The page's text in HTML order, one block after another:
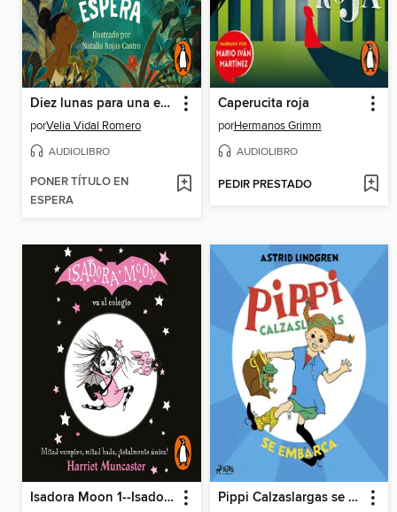
Diez lunas para una espera
porVelia Vidal Romero
AUDIOLIBRO
PONER TÍTULO EN
ESPERA
Caperucita roja
porHermanos Grimm
AUDIOLIBRO
PEDIR PRESTADO
Isadora Moon 1--Isadora Moon va al colegio Pippi Calzaslargas se embarca